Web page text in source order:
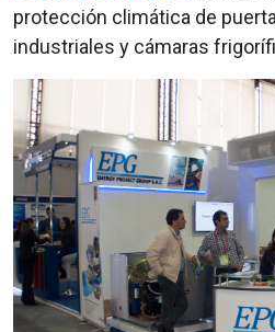
protección climática de
industriales y cámaras